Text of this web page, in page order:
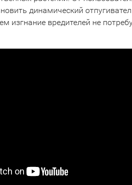
динамический
изгнание вредителей не